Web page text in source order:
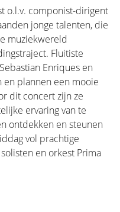
chirurg zal enkel die
uw persoonlijke
het verhaal van de
operatie want
is en blijft het
de verschillende
wordt vaak
team van
radiotherapeuten,
oncologische
staat alle informatie
o.l.v. componist-dirigent
jonge talenten, die
muziekwereld
Fluitiste
Enriques en
en plannen een mooie
dit concert zijn ze
ervaring van te
ontdekken en steunen
vol prachtige
en orkest Prima